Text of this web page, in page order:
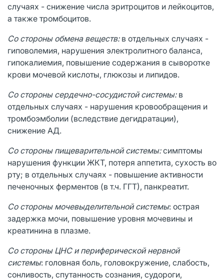
случаях - снижение числа эритроцитов и лейкоцитов,
а также тромбоцитов.
Со стороны обмена веществ:в отдельных случаях -
гиповолемия, нарушения электролитного баланса,
гипокалиемия, повышение содержания в сыворотке
крови мочевой кислоты, глюкозы и липидов.
Со стороны сердечно-сосудистой системы:в
отдельных случаях - нарушения кровообращения и
тромбоэмболии (вследствие дегидратации),
снижение АД.
Со стороны пищеварительной системы:симптомы
нарушения функции ЖКТ, потеря аппетита, сухость во
рту; в отдельных случаях - повышение активности
печеночных ферментов (в т.ч. ГГТ), панкреатит.
Со стороны мочевыделительной системы: острая
задержка мочи, повышение уровня мочевины и
креатинина в плазме.
Со стороны ЦНС и периферической нервной
системы: головная боль, головокружение, слабость,
сонливость, спутанность сознания, судороги,